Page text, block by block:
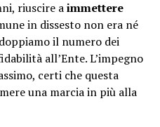
riuscire aimmettere
in dissesto non era né
il numero dei
all’Ente. L’impegno
certi che questa
una marcia in più alla